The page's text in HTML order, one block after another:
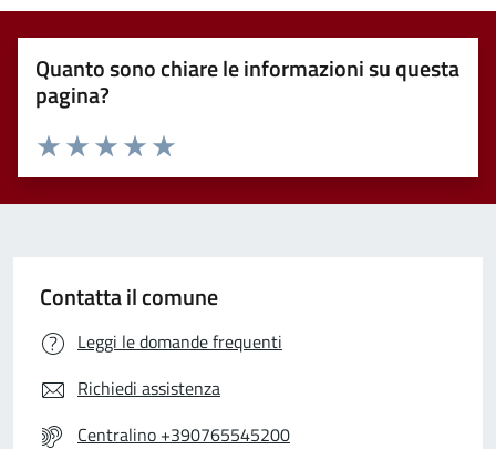
Quanto sono chiare le informazioni su questa
pagina?
Valuta 5 stelle su 5
Valuta 4 stelle su 5
Valuta 3 stelle su 5
Valuta 2 stelle su 5
Valuta 1 stelle su 5
Contatta il comune
Leggi le domande frequenti
Richiedi assistenza
Centralino +390765545200